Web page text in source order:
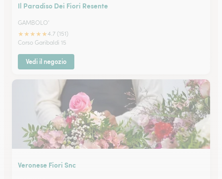
Il Paradiso Dei Fiori Resente
GAMBOLO'
★★★★★4.7 (151)
Corso Garibaldi 15
Vedi il negozio
Veronese Fiori Snc